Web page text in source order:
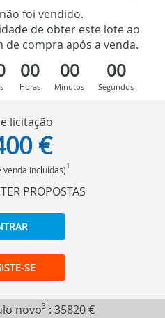
foi vendido.
de obter este lote ao
compra após a venda.
00
Horas
00
Minutos
00
Segundos
licitação
€
venda incluídas)1
PROPOSTAS
SE
novo3 : 35820 €